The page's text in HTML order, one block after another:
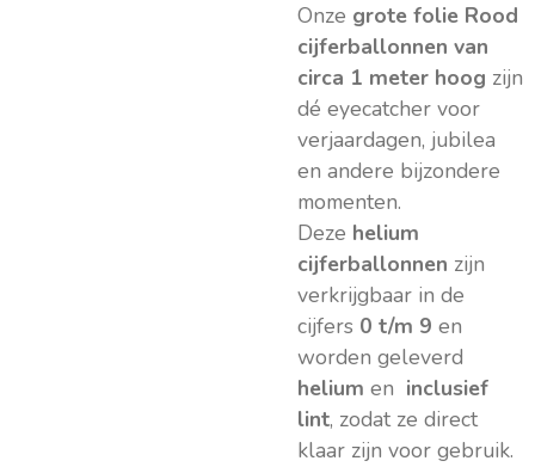
Onze grote folie Rood
cijferballonnen van
circa 1 meter hoog zijn
dé eyecatcher voor
verjaardagen, jubilea
en andere bijzondere
momenten.
Deze helium
cijferballonnen zijn
verkrijgbaar in de
cijfers 0 t/m 9 en
worden geleverd
helium en inclusief
lint, zodat ze direct
klaar zijn voor gebruik.